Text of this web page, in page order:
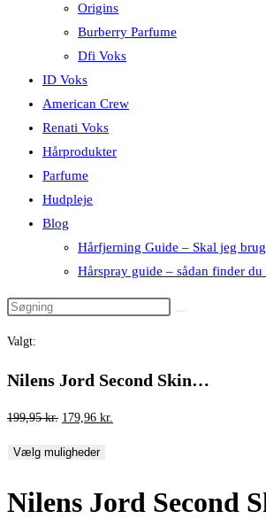
Origins
Burberry Parfume
Dfi Voks
ID Voks
American Crew
Renati Voks
Hårprodukter
Parfume
Hudpleje
Blog
Hårfjerning Guide – Skal jeg
Hårspray guide – sådan finder
Valgt:
Nilens Jord Second Skin…
199,95kr. Den
pris
199,95 kr..
179,96 kr.
179,96 kr..
Vælg muligheder
Nilens Jord Second